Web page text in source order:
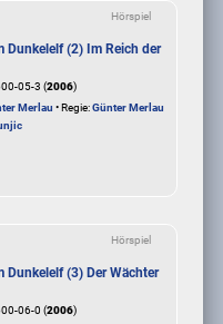
Hörspiel
Dunkelelf (2) Im Reich der
05-3 (2006)
Merlau • Regie:Günter Merlau
Hörspiel
Dunkelelf (3) Der Wächter
06-0 (2006)